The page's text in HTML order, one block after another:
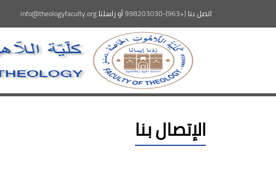
اتصل بنا(+963)-998203030 أو راسلناinfo@theologyfaculty.org
الإتصال بنا